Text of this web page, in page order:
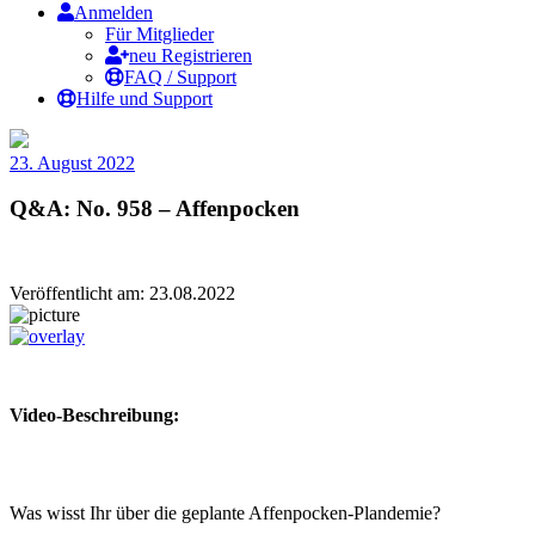
Anmelden
Für Mitglieder
neu Registrieren
FAQ / Support
Hilfe und Support
23. August 2022
Q&A: No. 958 – Affenpocken
Veröffentlicht am: 23.08.2022
Video-Beschreibung:
Was wisst Ihr über die geplante Affenpocken-Plandemie?